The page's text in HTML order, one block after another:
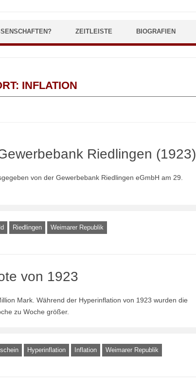
ZEITLEISTE BIOGRAFIEN
INFLATION
Riedlingen (1923)
von der Gewerbebank Riedlingen eGmbH am 29.
Riedlingen Weimarer Republik
von 1923
Mark. Während der Hyperinflation von 1923 wurden die
zu Woche größer.
Hyperinflation Inflation Weimarer Republik